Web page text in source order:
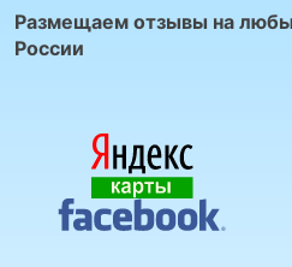
Размещаем отзывы на
России